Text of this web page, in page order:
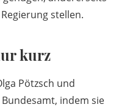
stellen.
kurz
Pötzsch und
indem sie